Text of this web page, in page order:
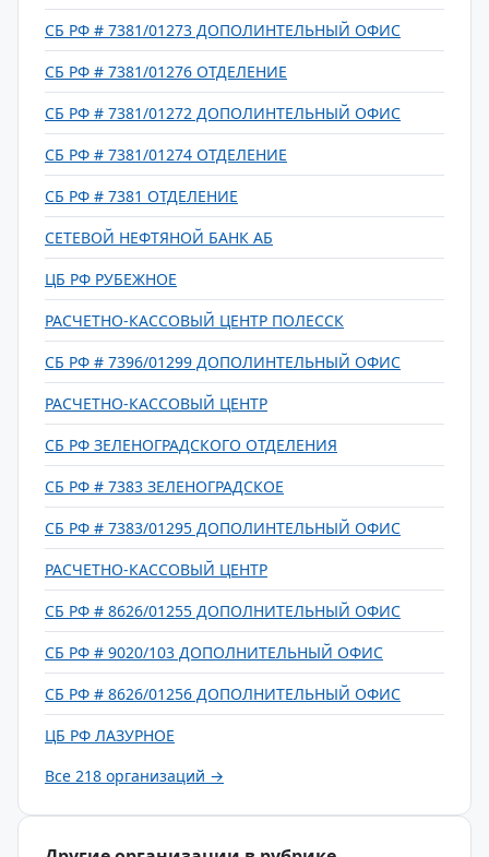
СБ РФ # 7381/01273 ДОПОЛИНТЕЛЬНЫЙ ОФИС
СБ РФ # 7381/01276 ОТДЕЛЕНИЕ
СБ РФ # 7381/01272 ДОПОЛИНТЕЛЬНЫЙ ОФИС
СБ РФ # 7381/01274 ОТДЕЛЕНИЕ
СБ РФ # 7381 ОТДЕЛЕНИЕ
СЕТЕВОЙ НЕФТЯНОЙ БАНК АБ
ЦБ РФ РУБЕЖНОЕ
РАСЧЕТНО-КАССОВЫЙ ЦЕНТР ПОЛЕССК
СБ РФ # 7396/01299 ДОПОЛИНТЕЛЬНЫЙ ОФИС
РАСЧЕТНО-КАССОВЫЙ ЦЕНТР
СБ РФ ЗЕЛЕНОГРАДСКОГО ОТДЕЛЕНИЯ
СБ РФ # 7383 ЗЕЛЕНОГРАДСКОЕ
СБ РФ # 7383/01295 ДОПОЛИНТЕЛЬНЫЙ ОФИС
РАСЧЕТНО-КАССОВЫЙ ЦЕНТР
СБ РФ # 8626/01255 ДОПОЛНИТЕЛЬНЫЙ ОФИС
СБ РФ # 9020/103 ДОПОЛНИТЕЛЬНЫЙ ОФИС
СБ РФ # 8626/01256 ДОПОЛНИТЕЛЬНЫЙ ОФИС
ЦБ РФ ЛАЗУРНОЕ
Все 218 организаций →